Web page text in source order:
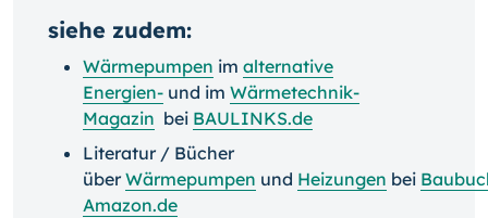
siehe zudem:
Wärmepumpen im alternative
Energien- und im Wärmetechnik-
Magazin bei BAULINKS.de
Literatur / Bücher
überWärmepumpen und Heizungen bei
Amazon.de